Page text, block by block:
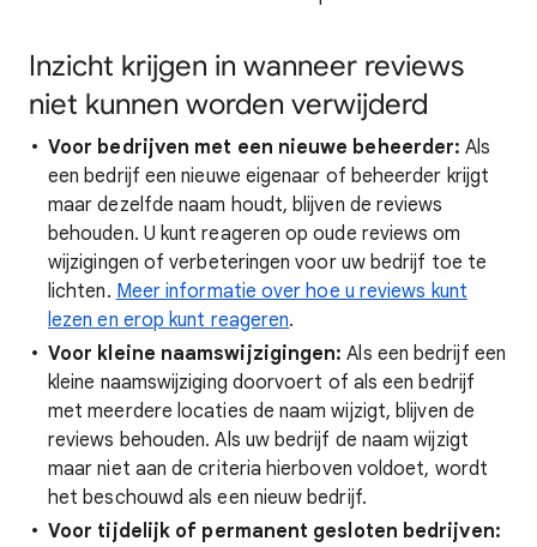
Inzicht krijgen in wanneer reviews
niet kunnen worden verwijderd
Voor bedrijven met een nieuwe beheerder: Als
een bedrijf een nieuwe eigenaar of beheerder krijgt
maar dezelfde naam houdt, blijven de reviews
behouden. U kunt reageren op oude reviews om
wijzigingen of verbeteringen voor uw bedrijf toe te
lichten. Meer informatie over hoe u reviews kunt
lezen en erop kunt reageren.
Voor kleine naamswijzigingen: Als een bedrijf een
kleine naamswijziging doorvoert of als een bedrijf
met meerdere locaties de naam wijzigt, blijven de
reviews behouden. Als uw bedrijf de naam wijzigt
maar niet aan de criteria hierboven voldoet, wordt
het beschouwd als een nieuw bedrijf.
Voor tijdelijk of permanent gesloten bedrijven: